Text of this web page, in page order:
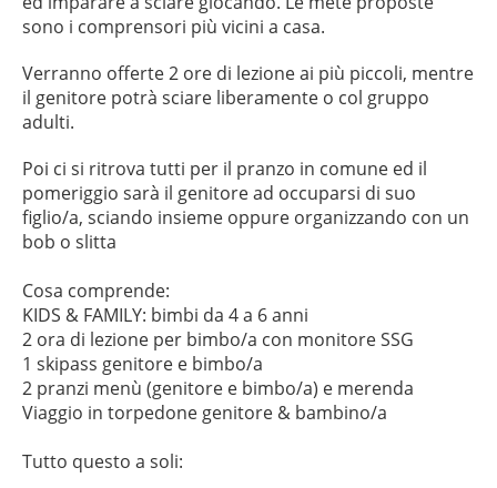
sono i comprensori più vicini a casa.
Verranno offerte 2 ore di lezione ai più piccoli, mentre
il genitore potrà sciare liberamente o col gruppo
adulti.
Poi ci si ritrova tutti per il pranzo in comune ed il
pomeriggio sarà il genitore ad occuparsi di suo
figlio/a, sciando insieme oppure organizzando con un
bob o slitta
Cosa comprende:
KIDS & FAMILY: bimbi da 4 a 6 anni
2 ora di lezione per bimbo/a con monitore SSG
1 skipass genitore e bimbo/a
2 pranzi menù (genitore e bimbo/a) e merenda
Viaggio in torpedone genitore & bambino/a
Tutto questo a soli: